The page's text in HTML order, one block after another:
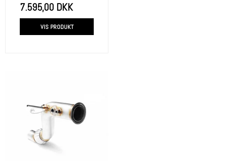
7.595,00 DKK
VIS PRODUKT